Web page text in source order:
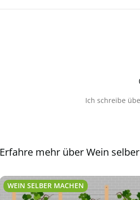
Ich schreibe
Erfahre mehr über Wein
WEIN SELBER MACHEN